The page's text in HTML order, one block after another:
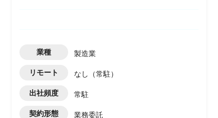
業種 製造業
リモート なし（常駐）
出社頻度 常駐
契約形態 業務委託